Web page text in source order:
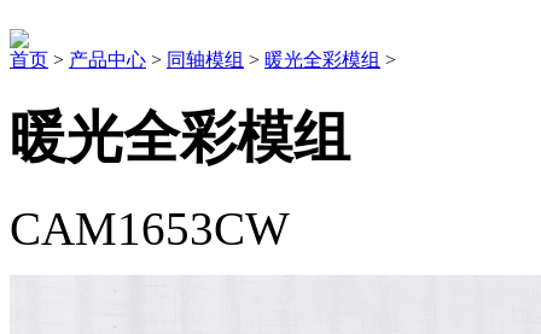
首页 > 产品中心 > 同轴模组 > 暖光全彩模组 >
暖光全彩模组
CAM1653CW